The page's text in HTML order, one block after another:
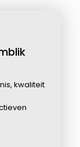
kwaliteit